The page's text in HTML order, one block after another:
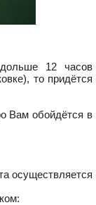
12 часов
то придётся
Вам обойдётся в
осуществляется